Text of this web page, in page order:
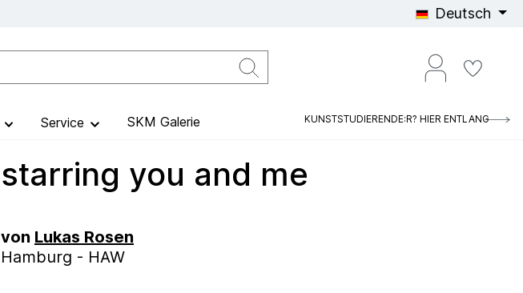
Deutsch
Service SKM Galerie KUNSTSTUDIERENDE:R? HIER ENTLANG
starring you and me
von Lukas Rosen
Hamburg - HAW